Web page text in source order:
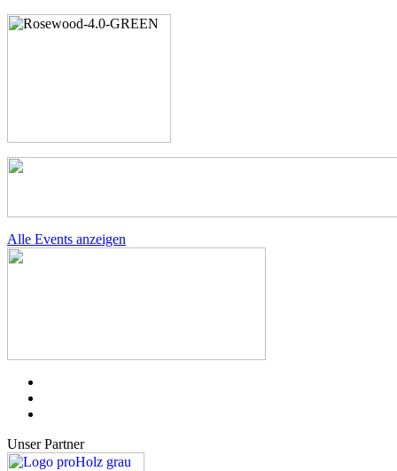
Alle Events anzeigen
Unser Partner